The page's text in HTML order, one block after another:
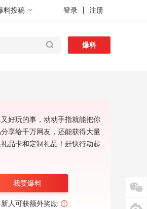
料投稿 登录 注册
爆料
好玩的事，动动手指就能把你
享给千万网友，还能获得大量
品卡和定制礼品！赶快行动起
我要爆料
人可获额外奖励